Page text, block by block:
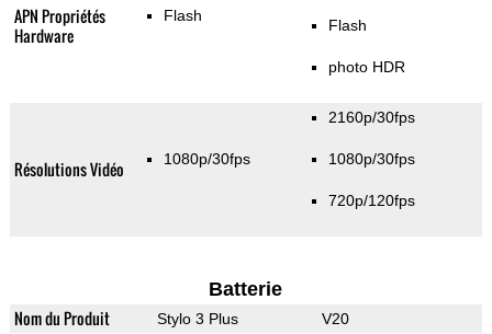
APN Propriétés
Hardware
Flash
Flash
photo HDR
Résolutions Vidéo 1080p/30fps
2160p/30fps
1080p/30fps
720p/120fps
Batterie
Nom du Produit Stylo 3 Plus V20